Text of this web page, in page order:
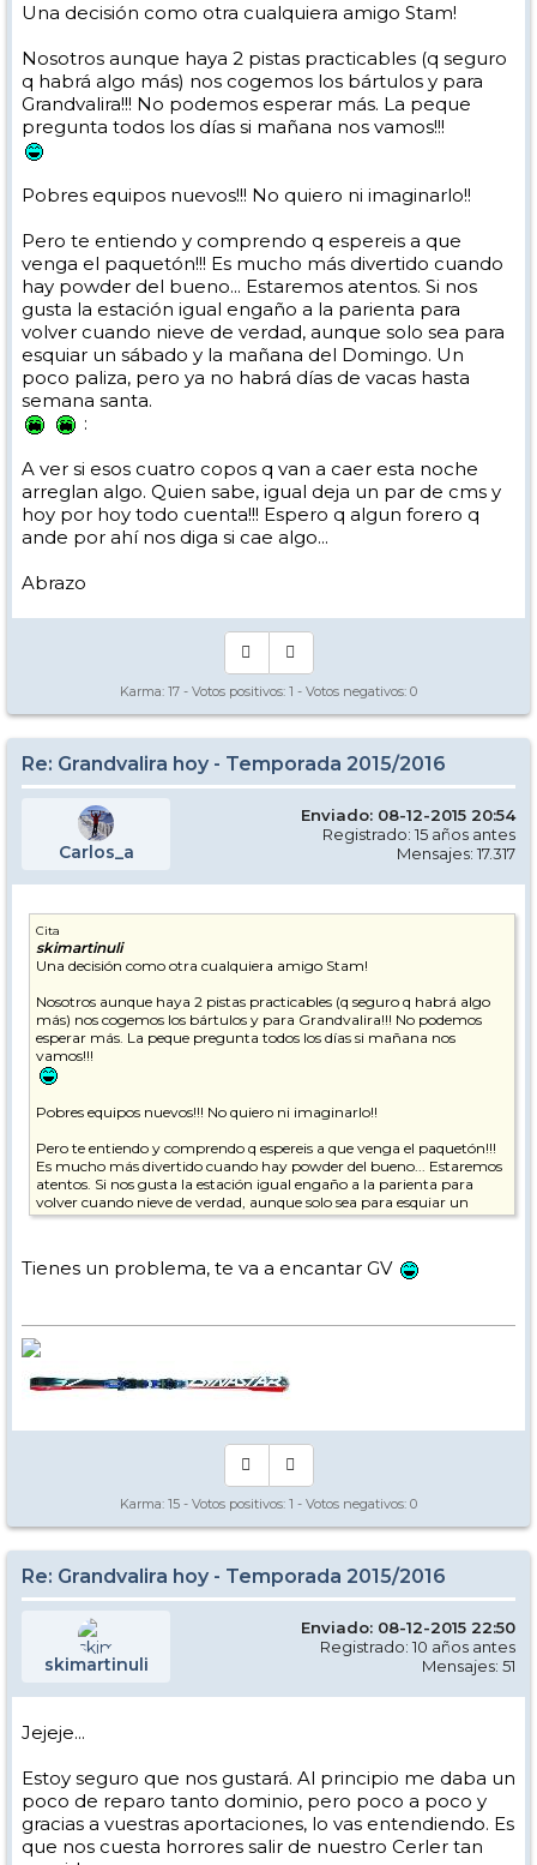
Una decisión como otra cualquiera amigo Stam!
Nosotros aunque haya 2 pistas practicables (q seguro
q habrá algo más) nos cogemos los bártulos y para
Grandvalira!!! No podemos esperar más. La peque
pregunta todos los días si mañana nos vamos!!!
Pobres equipos nuevos!!! No quiero ni imaginarlo!!
Pero te entiendo y comprendo q espereis a que
venga el paquetón!!! Es mucho más divertido cuando
hay powder del bueno... Estaremos atentos. Si nos
gusta la estación igual engaño a la parienta para
volver cuando nieve de verdad, aunque solo sea para
esquiar un sábado y la mañana del Domingo. Un
poco paliza, pero ya no habrá días de vacas hasta
semana santa.
:
A ver si esos cuatro copos q van a caer esta noche
arreglan algo. Quien sabe, igual deja un par de cms y
hoy por hoy todo cuenta!!! Espero q algun forero q
ande por ahí nos diga si cae algo...
Abrazo
Karma: 17 - Votos positivos: 1 - Votos negativos: 0
Re: Grandvalira hoy - Temporada 2015/2016
Carlos_a
Enviado: 08-12-2015 20:54
Registrado: 15 años antes
Mensajes: 17.317
Cita
skimartinuli
Una decisión como otra cualquiera amigo Stam!
Nosotros aunque haya 2 pistas practicables (q seguro q habrá algo
más) nos cogemos los bártulos y para Grandvalira!!! No podemos
esperar más. La peque pregunta todos los días si mañana nos
vamos!!!
Pobres equipos nuevos!!! No quiero ni imaginarlo!!
Pero te entiendo y comprendo q espereis a que venga el paquetón!!!
Es mucho más divertido cuando hay powder del bueno... Estaremos
atentos. Si nos gusta la estación igual engaño a la parienta para
volver cuando nieve de verdad, aunque solo sea para esquiar un
sábado y la mañana del Domingo. Un poco paliza, pero ya no habrá
Espero q algun forero q ande por ahí nos diga si cae algo...
Tienes un problema, te va a encantar GV
Karma: 15 - Votos positivos: 1 - Votos negativos: 0
Re: Grandvalira hoy - Temporada 2015/2016
skimartinuli
Enviado: 08-12-2015 22:50
Registrado: 10 años antes
Mensajes: 51
Jejeje...
Estoy seguro que nos gustará. Al principio me daba un
poco de reparo tanto dominio, pero poco a poco y
gracias a vuestras aportaciones, lo vas entendiendo. Es
que nos cuesta horrores salir de nuestro Cerler tan